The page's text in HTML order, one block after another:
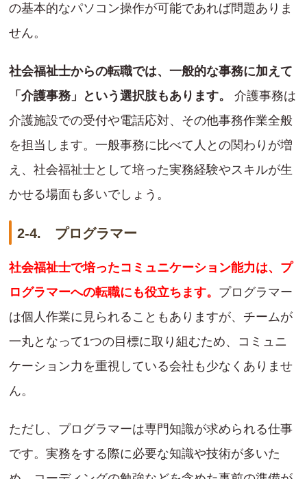
の基本的なパソコン操作が可能であれば問題ありま
せん。
社会福祉士からの転職では、一般的な事務に加えて
「介護事務」という選択肢もあります。
介護事務は
介護施設での受付や電話応対、その他事務作業全般
を担当します。一般事務に比べて人との関わりが増
え、社会福祉士として培った実務経験やスキルが生
かせる場面も多いでしょう。
2-4. プログラマー
社会福祉士で培ったコミュニケーション能力は、プ
ログラマーへの転職にも役立ちます。 プログラマー
は個人作業に見られることもありますが、チームが
一丸となって1つの目標に取り組むため、コミュニ
ケーション力を重視している会社も少なくありませ
ん。
ただし、プログラマーは専門知識が求められる仕事
です。実務をする際に必要な知識や技術が多いた